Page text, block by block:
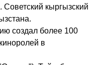
кыргызский
создал более 100
в